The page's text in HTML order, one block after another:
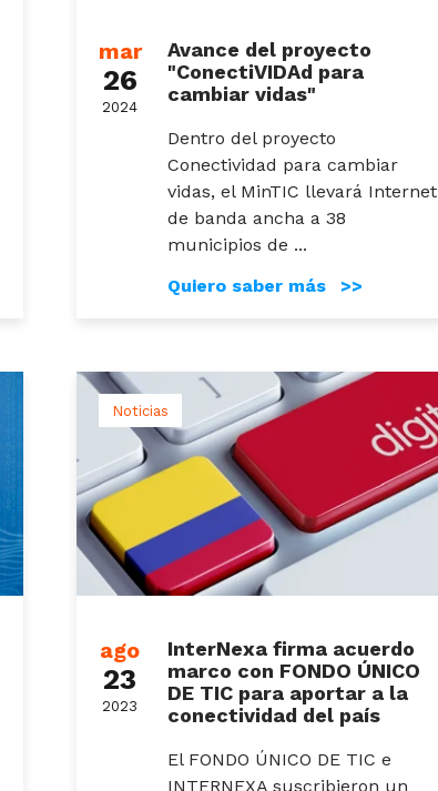
mar
26
2024
Avance del proyecto
"ConectiVIDAd para
cambiar vidas"
Dentro del proyecto
Conectividad para cambiar
vidas, el MinTIC llevará Internet
de banda ancha a 38
municipios de ...
Quiero saber más >>
ago
23
2023
Noticias
InterNexa firma acuerdo
marco con FONDO ÚNICO
DE TIC para aportar a la
conectividad del país
El FONDO ÚNICO DE TIC e
INTERNEXA suscribieron un